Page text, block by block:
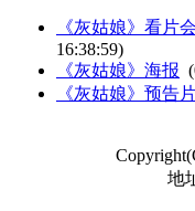
《灰姑娘》看片
16:38:59)
《灰姑娘》海报
《灰姑娘》预告
地